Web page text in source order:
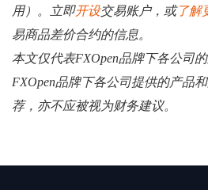
用）。立即开设交易账户，或了解
易商品差价合约的信息。
本文仅代表FXOpen品牌下各公司
FXOpen品牌下各公司提供的产品
荐，亦不应被视为财务建议。